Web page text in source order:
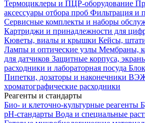
Термоциклеры и ПЦР-оборудование
аксессуары отбора проб Фильтрация и
Сервисные комплекты и наборы
Картриджи и принадлежности для
Кюветы, виалы и крышки Кейсы,
Лампы и оптические узлы Мембраны,
для датчиков Защитные корпуса,
расходники и лабораторная посуда
Пипетки, дозаторы и наконечники
хроматографические расходники
Реагенты и стандарты
Био- и клеточно-культурные реагенты
pH-стандарты Вода и специальные